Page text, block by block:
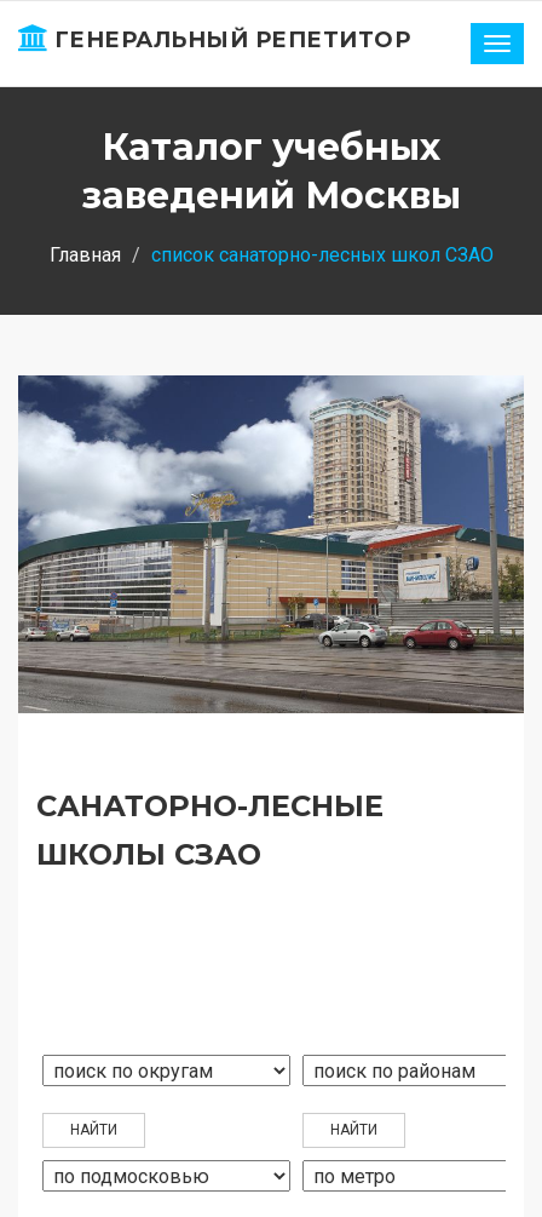
ГЕНЕРАЛЬНЫЙ РЕПЕТИТОР
Каталог учебных
заведений Москвы
Главная список санаторно-лесных школ СЗАО
САНАТОРНО-ЛЕСНЫЕ
ШКОЛЫ СЗАО